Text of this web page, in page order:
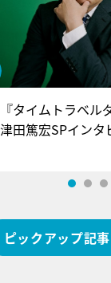
『タイムトラベル
津田篤宏SPイ
ピックアップ記